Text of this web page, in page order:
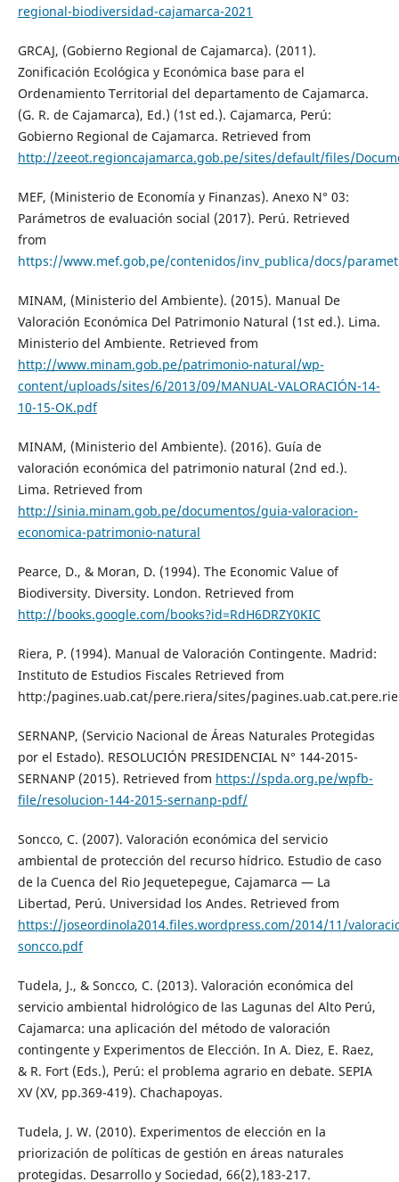
regional-biodiversidad-cajamarca-2021
GRCAJ, (Gobierno Regional de Cajamarca). (2011).
Zonificación Ecológica y Económica base para el
Ordenamiento Territorial del departamento de Cajamarca.
(G. R. de Cajamarca), Ed.) (1st ed.). Cajamarca, Perú:
Gobierno Regional de Cajamarca. Retrieved from
http://zeeot.regioncajamarca.gob.pe/sites/default/files/
MEF, (Ministerio de Economía y Finanzas). Anexo N° 03:
Parámetros de evaluación social (2017). Perú. Retrieved
from
https://www.mef.gob,pe/contenidos/inv_publica/docs/
MINAM, (Ministerio del Ambiente). (2015). Manual De
Valoración Económica Del Patrimonio Natural (1st ed.). Lima.
Ministerio del Ambiente. Retrieved from
http://www.minam.gob.pe/patrimonio-natural/wp-
content/uploads/sites/6/2013/09/MANUAL-VALORACIÓN-14-
10-15-OK.pdf
MINAM, (Ministerio del Ambiente). (2016). Guía de
valoración económica del patrimonio natural (2nd ed.).
Lima. Retrieved from
http://sinia.minam.gob.pe/documentos/guia-valoracion-
economica-patrimonio-natural
Pearce, D., & Moran, D. (1994). The Economic Value of
Biodiversity. Diversity. London. Retrieved from
http://books.google.com/books?id=RdH6DRZY0KIC
Riera, P. (1994). Manual de Valoración Contingente. Madrid:
Instituto de Estudios Fiscales Retrieved from
http:/pagines.uab.cat/pere.riera/sites/
SERNANP, (Servicio Nacional de Áreas Naturales Protegidas
por el Estado). RESOLUCIÓN PRESIDENCIAL N° 144-2015-
SERNANP (2015). Retrieved from https://spda.org.pe/wpfb-
file/resolucion-144-2015-sernanp-pdf/
Soncco, C. (2007). Valoración económica del servicio
ambiental de protección del recurso hídrico. Estudio de caso
de la Cuenca del Rio Jequetepegue, Cajamarca — La
Libertad, Perú. Universidad los Andes. Retrieved from
https://joseordinola2014.files.wordpress.com/2014/11/
soncco.pdf
Tudela, J., & Soncco, C. (2013). Valoración económica del
servicio ambiental hidrológico de las Lagunas del Alto Perú,
Cajamarca: una aplicación del método de valoración
contingente y Experimentos de Elección. In A. Diez, E. Raez,
& R. Fort (Eds.), Perú: el problema agrario en debate. SEPIA
XV (XV, pp.369-419). Chachapoyas.
Tudela, J. W. (2010). Experimentos de elección en la
priorización de políticas de gestión en áreas naturales
protegidas. Desarrollo y Sociedad, 66(2),183-217.